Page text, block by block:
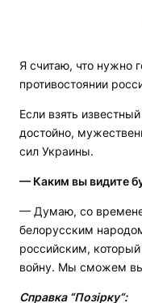
Я считаю, что нужно
противостоянии
Если взять
достойно,
сил Украины.
— Каким вы видите
— Думаю, со
белорусским
российским,
войну. Мы сможем
Справка “Позірку“: